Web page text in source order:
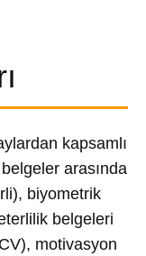
kapsamlı
arasında
biyometrik
belgeleri
motivasyon